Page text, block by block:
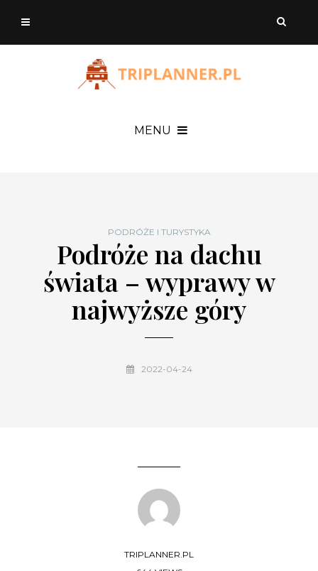
MENU
PODRÓŻE I TURYSTYKA
Podróże na dachu
świata – wyprawy w
najwyższe góry
2022-04-24
TRIPLANNER.PL